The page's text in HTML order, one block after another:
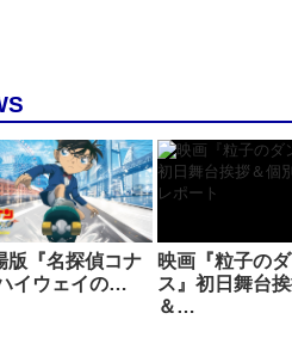
版『名探偵コナ
イウェイの…
映画『粒子の
ス』初日舞台
＆…